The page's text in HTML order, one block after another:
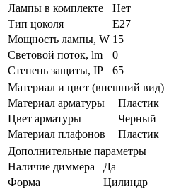
Лампы в комплекте
Нет
Тип цоколя
E27
Мощность лампы, W 15
Световой поток, lm
0
Степень защиты, IP
65
Материал и цвет (внешний вид)
Материал арматуры
Пластик
Цвет арматуры
Черный
Материал плафонов
Пластик
Дополнительные параметры
Наличие диммера
Да
Форма
Цилиндр